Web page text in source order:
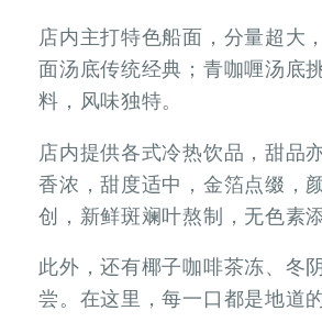
店内主打特色船面，分量超大
面汤底传统经典；青咖喱汤底
料，风味独特。
店内提供各式冷热饮品，甜品
香浓，甜度适中，金箔点缀，
创，新鲜斑斓叶熬制，无色素
此外，还有椰子咖啡茶冻、冬
尝。在这里，每一口都是地道